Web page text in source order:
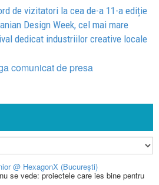
de vizitatori la cea de-a 11-a ediție
Design Week, cel mai mare
dedicat industriilor creative locale
comunicat de presa
@ HexagonX (București)
se vede: proiectele care ies bine pentru